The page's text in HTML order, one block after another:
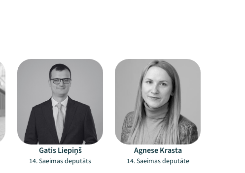
Gatis Liepiņš
14. Saeimas deputāts
Agnese Krasta
14. Saeimas deputāte